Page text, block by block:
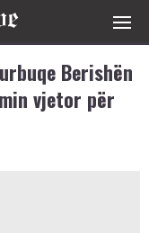
Berishën
vjetor për